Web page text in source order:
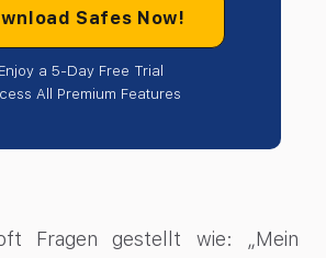
Safes Now!
Enjoy a 5-Day Free Trial
All Premium Features
Fragen gestellt wie: „Mein